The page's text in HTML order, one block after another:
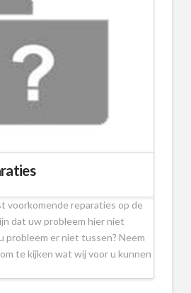
voorkomende reparaties op de
dat uw probleem hier niet
probleem er niet tussen? Neem
te kijken wat wij voor u kunnen